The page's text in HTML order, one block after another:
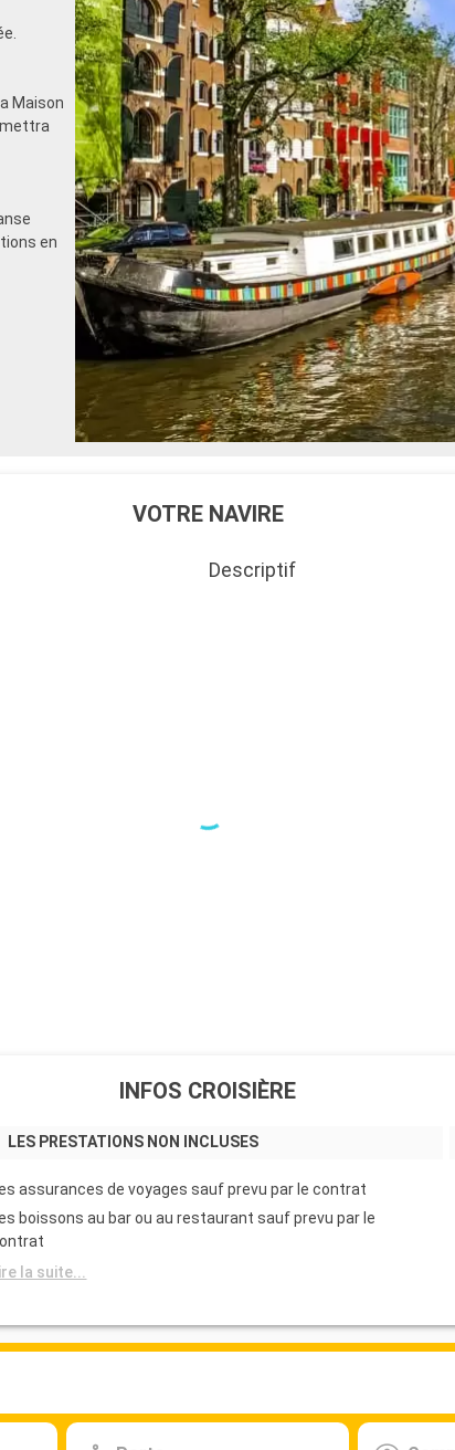
Maison
en
VOTRE NAVIRE
Descriptif
INFOS CROISIÈRE
LES PRESTATIONS NON INCLUSES
assurances de voyages sauf prevu par le contrat
boissons au bar ou au restaurant sauf prevu par le
la suite...